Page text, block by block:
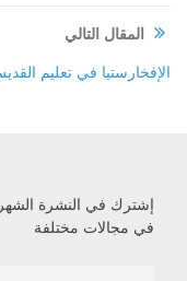
المقال التالي
الإفخارستيا في تعليم
إشترك في النشرة
في مجالات مختلفة